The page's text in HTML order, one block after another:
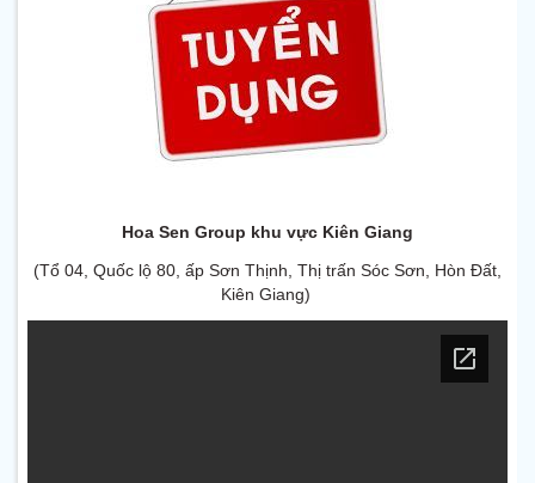
Hoa Sen Group khu vực Kiên Giang
(Tổ 04, Quốc lộ 80, ấp Sơn Thịnh, Thị trấn Sóc Sơn, Hòn Đất,
Kiên Giang)